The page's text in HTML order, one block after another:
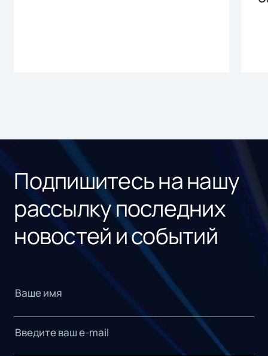
Подпишитесь на нашу
рассылку последних
новостей и событий